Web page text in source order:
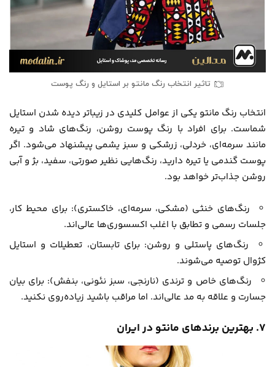
تاثیر انتخاب رنگ مانتو بر استایل و رنگ پوست
انتخاب رنگ مانتو یکی از عوامل کلیدی در زیباتر دیده شدن استایل
شماست. برای افراد با رنگ پوست روشن، رنگ‌های شاد و تیره
مانند سرمه‌ای، خردلی، زرشکی و سبز یشمی پیشنهاد می‌شود. اگر
پوست گندمی یا تیره دارید، رنگ‌هایی نظیر صورتی، سفید، بژ و آبی
روشن جذاب‌تر خواهد بود.
رنگ‌های خنثی (مشکی، سرمه‌ای، خاکستری): برای محیط کار،
جلسات رسمی و تطابق با اغلب اکسسوری‌ها عالی‌اند.
رنگ‌های پاستلی و روشن: برای تابستان، تعطیلات و استایل
کژوال توصیه می‌شوند.
رنگ‌های خاص و ترندی (نارنجی، سبز نئونی، بنفش): برای بیان
جسارت و علاقه به مد عالی‌اند. اما مراقب باشید زیاده‌روی نکنید.
۷. بهترین برندهای مانتو در ایران